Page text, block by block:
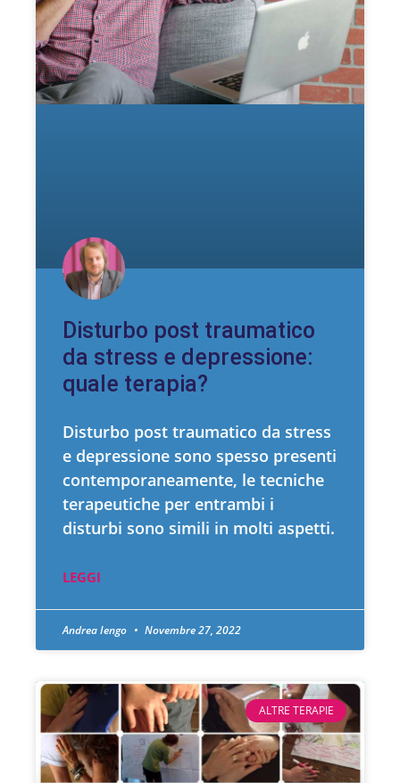
Disturbo post traumatico
da stress e depressione:
quale terapia?
Disturbo post traumatico da stress
e depressione sono spesso presenti
contemporaneamente, le tecniche
terapeutiche per entrambi i
disturbi sono simili in molti aspetti.
LEGGI
Andrea Iengo Novembre 27, 2022
ALTRE TERAPIE